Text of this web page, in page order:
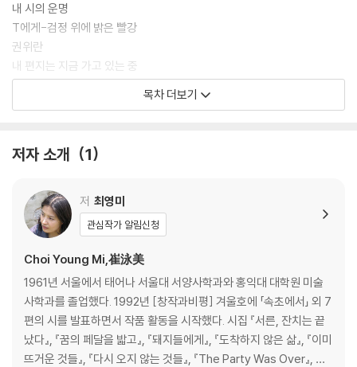
내 시의 운명
T에게-검정 위에 밝은 빨강
권위란
내 편지는 지금 가고 있는 중
토요일 밤의 초간편 神
단백질, 지방, 탄수화물의 사랑
2. 그래도 아름다운 세상
그래도 아름다운 세상
그리고…
아멘1
아멘2
어떤 실종
전문직이란?
인형의 최후
목차 더보기
저자 소개 1
저 최영미
관심작가 알림신청
Choi Young Mi,崔泳美
1961년 서울에서 태어나 서울대 서양사학과와 홍익대 대학원 미술
사학과를 졸업했다. 1992년 [창작과비평] 겨울호에 「속초에서」 외 7
편의 시를 발표하면서 작품 활동을 시작했다. 시집 『서른, 잔치는 끝
났다』, 『꿈의 페달을 밟고』, 『돼지들에게』, 『도착하지 않은 삶』, 『이미
뜨거운 것들』, 『다시 오지 않는 것들』, 『The Party Was Over』, 장